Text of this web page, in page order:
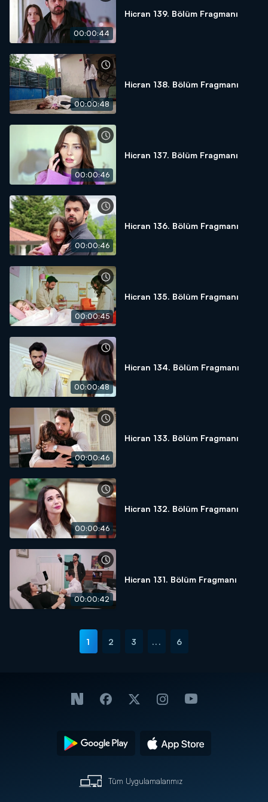
00:00:44
Hicran 139. Bölüm Fragmanı
00:00:48
Hicran 138. Bölüm Fragmanı
00:00:46
Hicran 137. Bölüm Fragmanı
00:00:46
Hicran 136. Bölüm Fragmanı
00:00:45
Hicran 135. Bölüm Fragmanı
00:00:48
Hicran 134. Bölüm Fragmanı
00:00:46
Hicran 133. Bölüm Fragmanı
00:00:46
Hicran 132. Bölüm Fragmanı
00:00:42
Hicran 131. Bölüm Fragmanı
1 2 3 ... 6
Tüm Uygulamalarımız